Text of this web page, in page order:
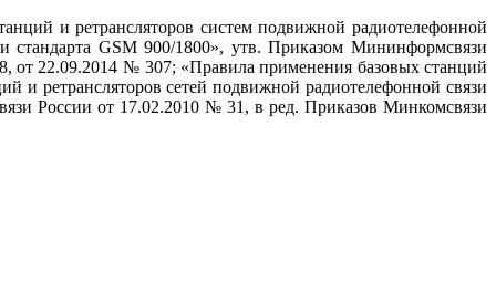
и ретрансляторов систем подвижной радиотелефонной
стандарта GSM 900/1800», утв. Приказом Мининформсвязи
от 22.09.2014 № 307; «Правила применения базовых станций
и ретрансляторов сетей подвижной радиотелефонной связи
России от 17.02.2010 № 31, в ред. Приказов Минкомсвязи